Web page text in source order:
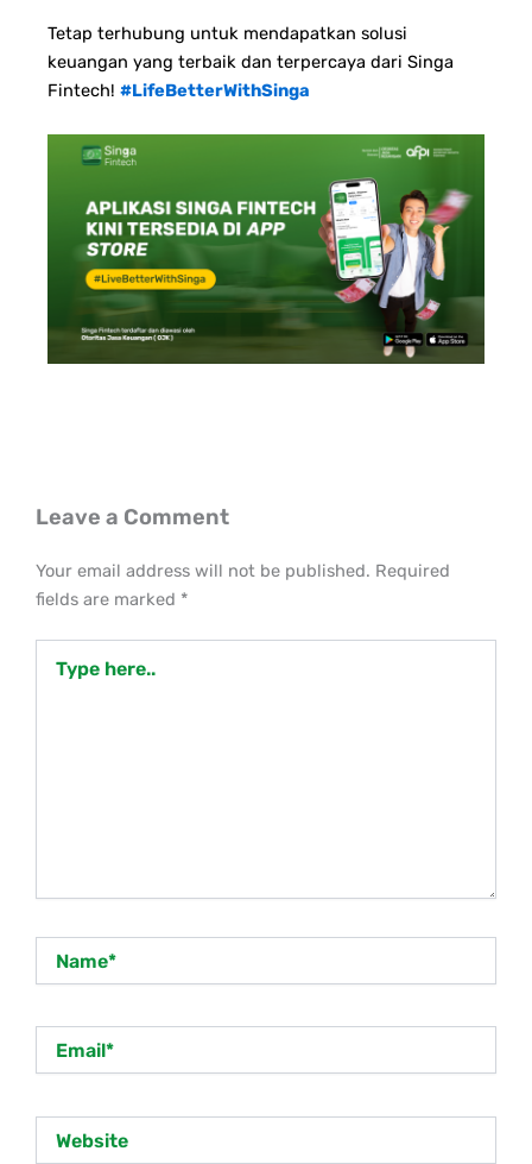
Tetap terhubung untuk mendapatkan solusi
keuangan yang terbaik dan terpercaya dari Singa
Fintech! #LifeBetterWithSinga
Leave a Comment
Your email address will not be published. Required
fields are marked *
here..